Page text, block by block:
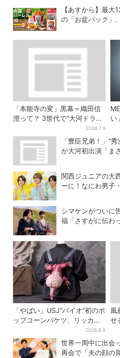
【あすから】最
の「お盆パック」
「本能寺の変」黒幕＝織田信
澄って？ 3世代で“大河ドラ
マ”、サラブレッド俳優が熱演
【豊臣兄弟】
2026.7.9
い
と
「豊臣兄弟！」“
が大河初出演「ま
関西ジュニアの大
ーに！なにわ男子
シマケンがついに
福「さすがに伝わ
「やばい」USJ“バイオ”初のポ
ップコーンバケツ、リッカー
が背中に張りつく衝撃デザイ
ンに騒然…フレーバーにも反
応
2026.8.5
風
せ
世界一周中に出会
再会で「夫の顔の